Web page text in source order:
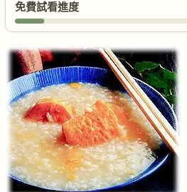
免費試看進度